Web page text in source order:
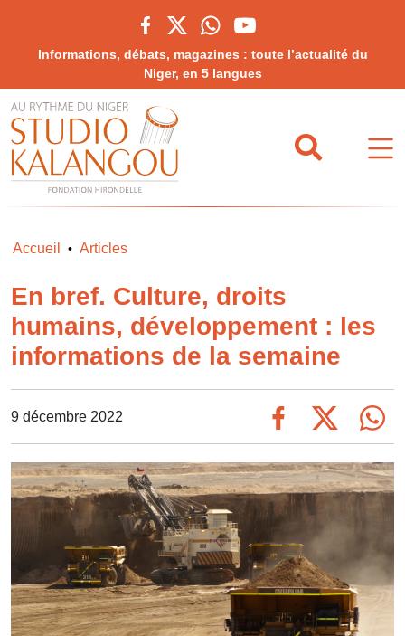
Informations, débats, magazines : toute l’actualité du
Niger, en 5 langues
Accueil • Articles
En bref. Culture, droits
humains, développement : les
informations de la semaine
9 décembre 2022